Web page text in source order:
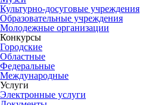
Культурно-досуговые учреждения
Образовательные учреждения
Молодежные организации
Конкурсы
Городские
Областные
Федеральные
Международные
Услуги
Электронные услуги